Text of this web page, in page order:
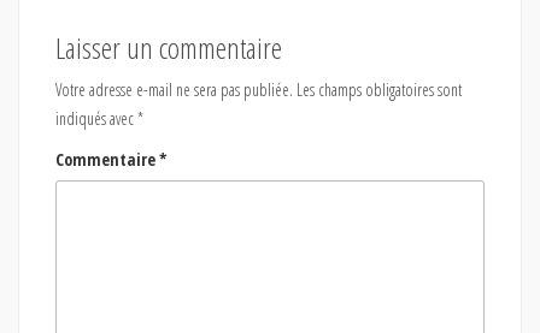
Laisser un commentaire
Votre adresse e-mail ne sera pas publiée. Les champs obligatoires sont
indiqués avec*
Commentaire*